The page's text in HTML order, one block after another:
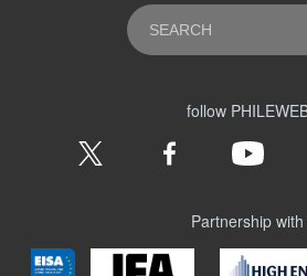
follow
Partnership with